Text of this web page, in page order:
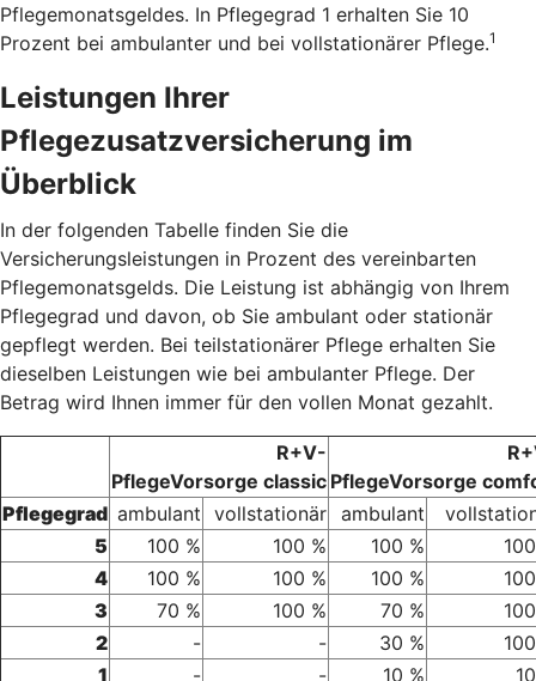
Pflegemonatsgeldes. In Pflegegrad 1 erhalten Sie 10
Prozent bei ambulanter und bei vollstationärer Pflege.1
Leistungen Ihrer
Pflegezusatzversicherung im
Überblick
In der folgenden Tabelle finden Sie die
Versicherungsleistungen in Prozent des vereinbarten
Pflegemonatsgelds. Die Leistung ist abhängig von Ihrem
Pflegegrad und davon, ob Sie ambulant oder stationär
gepflegt werden. Bei teilstationärer Pflege erhalten Sie
dieselben Leistungen wie bei ambulanter Pflege. Der
Betrag wird Ihnen immer für den vollen Monat gezahlt.
R+V-
PflegeVorsorge classic PflegeVorsorge
Pflegegrad ambulant vollstationär ambulant
5
100 % 100 % 100 %
4
100 % 100 % 100 %
3
70 % 100 % 70 %
2
- - 30 %
1
- - 10 %